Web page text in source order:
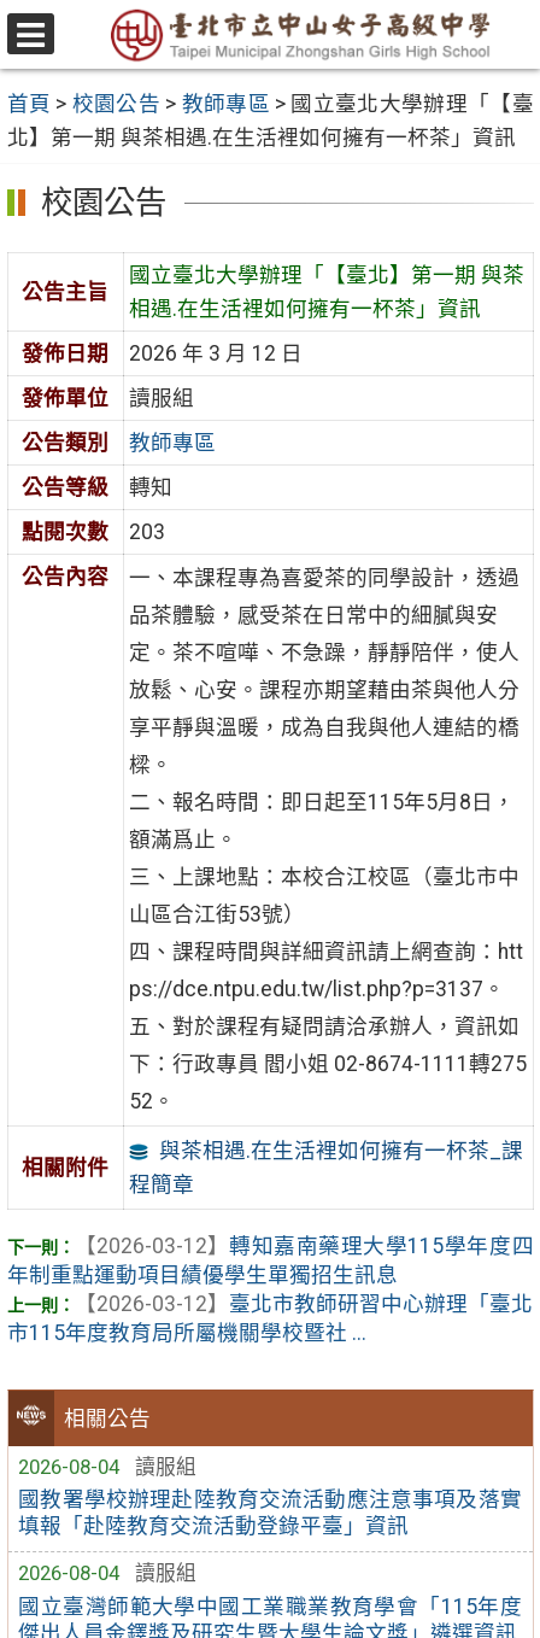
跳
至
要
內
容
區
選
單
首頁 > 校園公告 > 教師專區 > 國立臺北大學辦理「【臺
北】第一期 與茶相遇.在生活裡如何擁有一杯茶」資訊
相關公告
2026-08-04
讀服組
國教署學校辦理赴陸教育交流活動應注意事項及落實
填報「赴陸教育交流活動登錄平臺」資訊
2026-08-04
讀服組
國立臺灣師範大學中國工業職業教育學會「115年度
傑出人員金鐸獎及研究生暨大學生論文獎」遴選資訊
校園公告
公告主旨
國立臺北大學辦理「【臺北】第一期 與茶
相遇.在生活裡如何擁有一杯茶」資訊
發佈日期
2026 年 3 月 12 日
發佈單位
讀服組
公告類別
教師專區
公告等級
轉知
點閱次數
203
公告內容
一、本課程專為喜愛茶的同學設計，透過
品茶體驗，感受茶在日常中的細膩與安
定。茶不喧嘩、不急躁，靜靜陪伴，使人
放鬆、心安。課程亦期望藉由茶與他人分
享平靜與溫暖，成為自我與他人連結的橋
樑。
二、報名時間：即日起至115年5月8日，
額滿爲止。
三、上課地點：本校合江校區（臺北市中
山區合江街53號）
四、課程時間與詳細資訊請上網查詢：htt
ps://dce.ntpu.edu.tw/list.php?p=3137。
五、對於課程有疑問請洽承辦人，資訊如
下：行政專員 閻小姐 02-8674-1111轉275
52。
相關附件
與茶相遇.在生活裡如何擁有一杯茶_課
程簡章
【2026-03-12】 轉知嘉南藥理大學115學年度四
年制重點運動項目績優學生單獨招生訊息
【2026-03-12】 臺北市教師研習中心辦理「臺北
市115年度教育局所屬機關學校暨社 ...